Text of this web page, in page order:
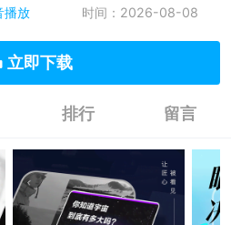
播放 时间：2026-08-08
立即下载
排行 留言